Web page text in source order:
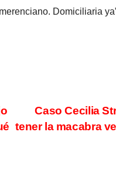
Domiciliaria
Caso Cecilia
tener la macabra